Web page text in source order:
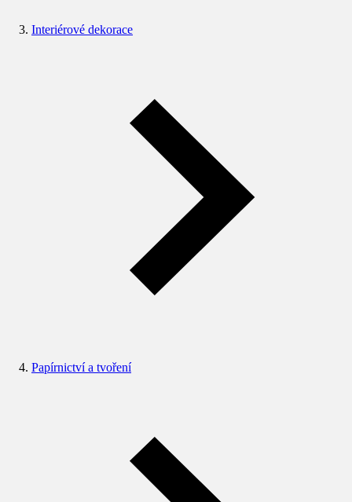
Interiérové dekorace
Papírnictví a tvoření